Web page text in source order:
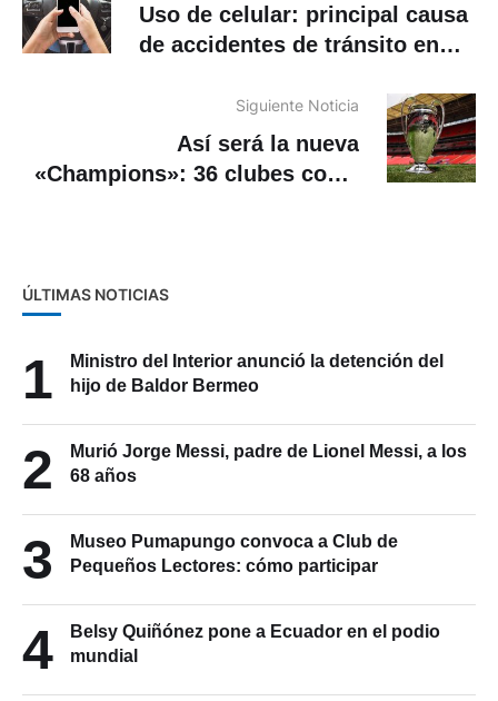
Uso de celular: principal causa
de accidentes de tránsito en
Siguiente Noticia
Así será la nueva
«Champions»: 36 clubes con 8
ÚLTIMAS NOTICIAS
1
Ministro del Interior anunció la detención del
hijo de Baldor Bermeo
2
Murió Jorge Messi, padre de Lionel Messi, a los
68 años
3
Museo Pumapungo convoca a Club de
Pequeños Lectores: cómo participar
4
Belsy Quiñónez pone a Ecuador en el podio
mundial